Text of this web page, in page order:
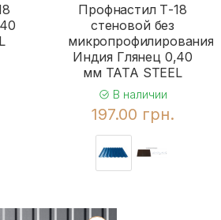
Профнастил Т-18
стеновой без
микропрофилирования
Индия Глянец 0,40
мм TATA STEEL
В наличии
197.00 грн.